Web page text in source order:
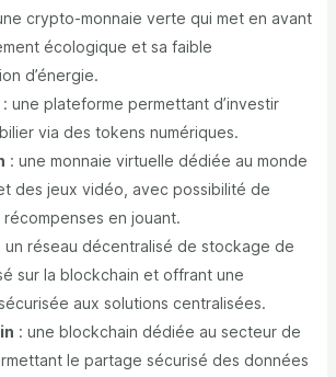
crypto-monnaie verte qui met en avant
écologique et sa faible
d’énergie.
: une plateforme permettant d’investir
via des tokens numériques.
: une monnaie virtuelle dédiée au monde
des jeux vidéo, avec possibilité de
en jouant.
un réseau décentralisé de stockage de
sur la blockchain et offrant une
aux solutions centralisées.
: une blockchain dédiée au secteur de
le partage sécurisé des données